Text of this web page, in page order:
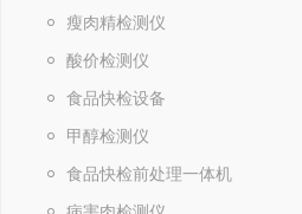
瘦肉精检测仪
酸价检测仪
食品快检设备
甲醇检测仪
食品快检前处理一体机